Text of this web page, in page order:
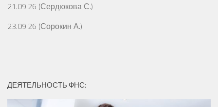
21.09.26 (Сердюкова С.)
23.09.26 (Сорокин А.)
ДЕЯТЕЛЬНОСТЬ ФНС: